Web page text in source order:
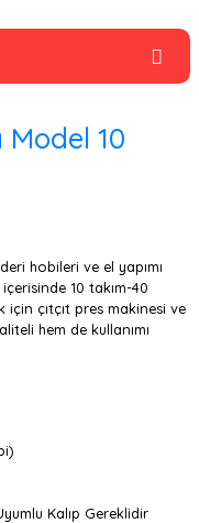
Model 10
hobileri ve el yapımı
10 takım-40
için çıtçıt pres makinesi ve
hem de kullanımı
Kalıp Gereklidir